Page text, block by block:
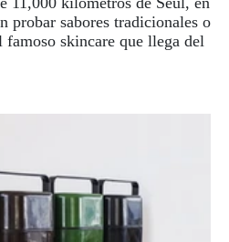
probar sabores tradicionales o
skincare que llega del